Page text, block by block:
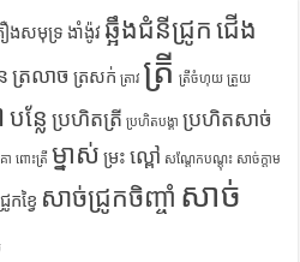
ឿងសមុទ្រ ងាំង៉ូវ ឆ្អឹងជំនីជ្រូក ជើង
ត្រលាច ត្រសក់ ត្រាវ ត្រី ត្រីចំហុយ ត្រួយ
បន្លែ ប្រហិតត្រី ប្រហិតបង្គា ប្រហិតសាច់
ោ ពោះត្រី ម្នាស់ ម្រះ ល្ពៅ សណ្តែកបណ្តុះ សាច់ក្តាម
កខ្វៃ សាច់ជ្រូកចិញ្ចាំ សាច់